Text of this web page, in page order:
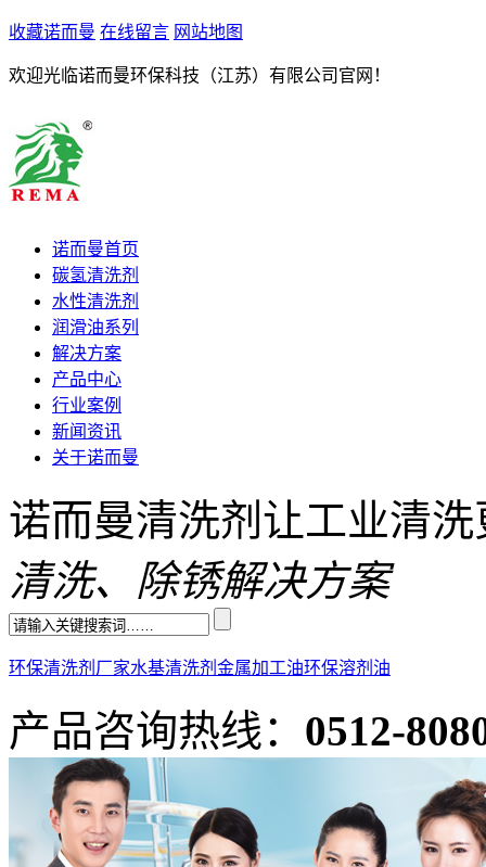
收藏诺而曼 在线留言 网站地图
欢迎光临诺而曼环保科技（江苏）有限公司官网！
诺而曼首页
碳氢清洗剂
水性清洗剂
润滑油系列
解决方案
产品中心
行业案例
新闻资讯
关于诺而曼
诺而曼清洗剂让工业清洗
清洗、除锈解决方案
环保清洗剂厂家水基清洗剂 金属加工油环保溶剂油
产品咨询热线： 0512-